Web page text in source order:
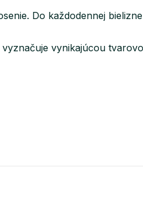
Do každodennej
vynikajúcou